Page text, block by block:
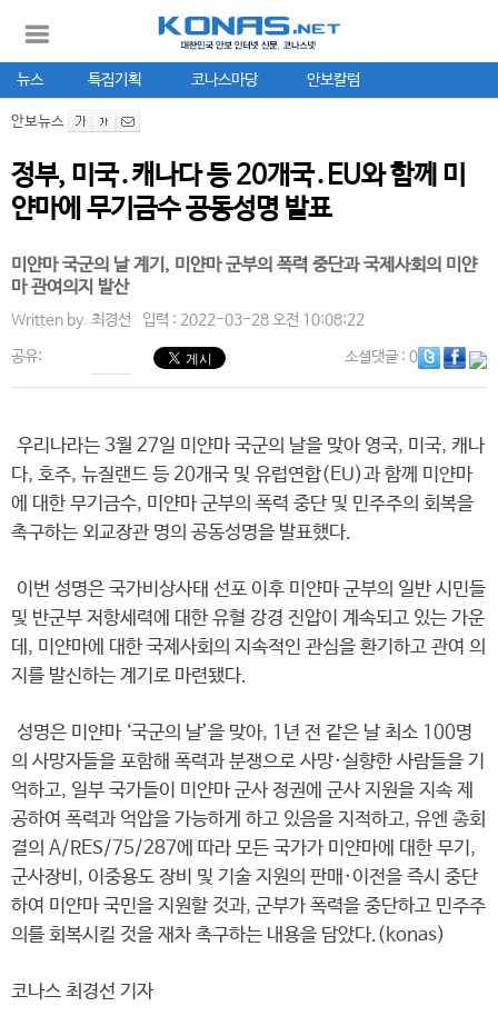
뉴스 특집기획 코나스마당 안보칼럼
안보뉴스
정부, 미국․캐나다 등 20개국․EU와 함께 미
얀마에 무기금수 공동성명 발표
미얀마 국군의 날 계기, 미얀마 군부의 폭력 중단과 국제사회의 미얀
마 관여의지 발산
Written by. 최경선 입력 : 2022-03-28 오전 10:08:22
공유: 소셜댓글: 0
우리나라는 3월 27일 미얀마 국군의 날을 맞아 영국, 미국, 캐나
다, 호주, 뉴질랜드 등 20개국 및 유럽연합(EU)과 함께 미얀마
에 대한 무기금수, 미얀마 군부의 폭력 중단 및 민주주의 회복을
촉구하는 외교장관 명의 공동성명을 발표했다.
이번 성명은 국가비상사태 선포 이후 미얀마 군부의 일반 시민들
및 반군부 저항세력에 대한 유혈 강경 진압이 계속되고 있는 가운
데, 미얀마에 대한 국제사회의 지속적인 관심을 환기하고 관여 의
지를 발신하는 계기로 마련됐다.
성명은 미얀마 ‘국군의 날’을 맞아, 1년 전 같은 날 최소 100명
의 사망자들을 포함해 폭력과 분쟁으로 사망·실향한 사람들을 기
억하고, 일부 국가들이 미얀마 군사 정권에 군사 지원을 지속 제
공하여 폭력과 억압을 가능하게 하고 있음을 지적하고, 유엔 총회
결의 A/RES/75/287에 따라 모든 국가가 미얀마에 대한 무기,
군사장비, 이중용도 장비 및 기술 지원의 판매·이전을 즉시 중단
하여 미얀마 국민을 지원할 것과, 군부가 폭력을 중단하고 민주주
의를 회복시킬 것을 재차 촉구하는 내용을 담았다.(konas)
코나스 최경선 기자